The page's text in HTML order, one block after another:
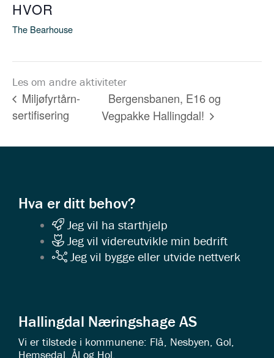
HVOR
The Bearhouse
Les om andre aktiviteter
Miljøfyrtårn-
sertifisering
Bergensbanen, E16 og
Vegpakke Hallingdal!
Hva er ditt behov?
Jeg vil ha starthjelp
Jeg vil videreutvikle min bedrift
Jeg vil bygge eller utvide nettverk
Hallingdal Næringshage AS
Vi er tilstede i kommunene: Flå, Nesbyen, Gol,
Hemsedal, Ål og Hol.